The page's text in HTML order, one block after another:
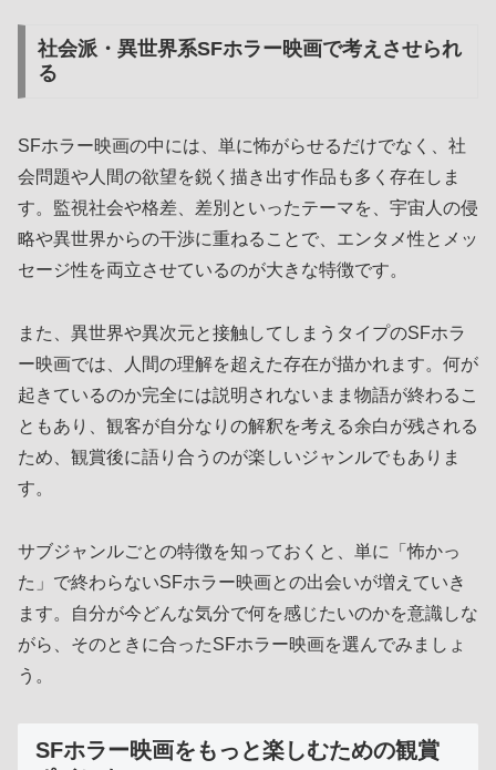
社会派・異世界系SFホラー映画で考えさせられ
る
SFホラー映画の中には、単に怖がらせるだけでなく、社
会問題や人間の欲望を鋭く描き出す作品も多く存在しま
す。監視社会や格差、差別といったテーマを、宇宙人の侵
略や異世界からの干渉に重ねることで、エンタメ性とメッ
セージ性を両立させているのが大きな特徴です。
また、異世界や異次元と接触してしまうタイプのSFホラ
ー映画では、人間の理解を超えた存在が描かれます。何が
起きているのか完全には説明されないまま物語が終わるこ
ともあり、観客が自分なりの解釈を考える余白が残される
ため、観賞後に語り合うのが楽しいジャンルでもありま
す。
サブジャンルごとの特徴を知っておくと、単に「怖かっ
た」で終わらないSFホラー映画との出会いが増えていき
ます。自分が今どんな気分で何を感じたいのかを意識しな
がら、そのときに合ったSFホラー映画を選んでみましょ
う。
SFホラー映画をもっと楽しむための観賞